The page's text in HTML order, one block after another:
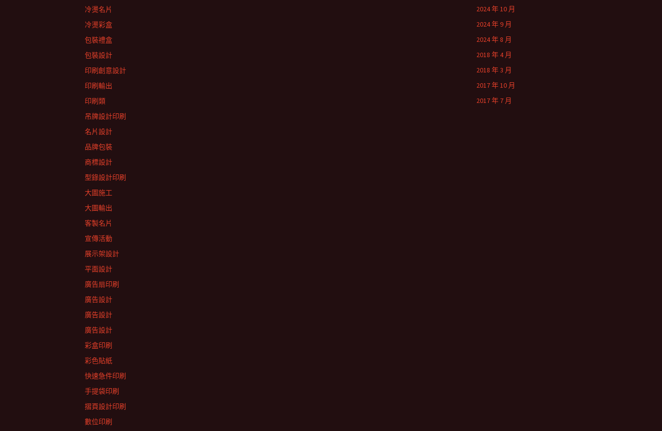
2024 年 10 月
2024 年 9 月
2024 年 8 月
2018 年 4 月
2018 年 3 月
2017 年 10 月
2017 年 7 月
冷燙名片
冷燙彩盒
包裝禮盒
包裝設計
印刷創意設計
印刷輸出
印刷類
吊牌設計印刷
名片設計
品牌包裝
商標設計
型錄設計印刷
大圖施工
大圖輸出
客製名片
宣傳活動
展示架設計
平面設計
廣告扇印刷
廣告設計
廣告設計
廣告設計
彩盒印刷
彩色貼紙
快速急件印刷
手提袋印刷
摺頁設計印刷
數位印刷